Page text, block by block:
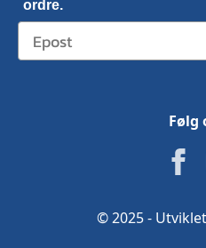
ordre.
Følg
© 2025 -